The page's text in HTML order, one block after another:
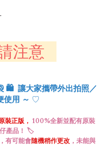
注意
🛍️ 讓大家攜帶外出拍照／
使用 ～ ♡
裝正版 ， 100%全新並配有原裝
產品！ 🏷️
有可能會隨機稍作更改，未能與